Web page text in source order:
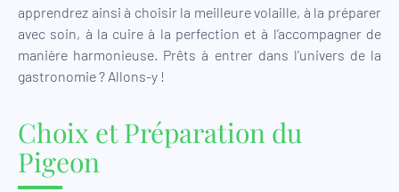
apprendrez ainsi à choisir la meilleure volaille, à la préparer
avec soin, à la cuire à la perfection et à l’accompagner de
manière harmonieuse. Prêts à entrer dans l’univers de la
gastronomie ? Allons-y !
Choix et Préparation du
Pigeon